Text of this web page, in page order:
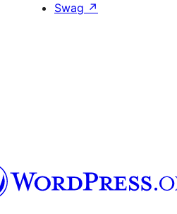
Swag ↗